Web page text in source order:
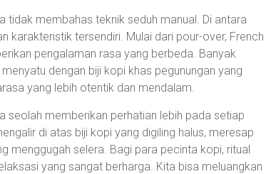
tidak membahas teknik seduh manual. Di antara
karakteristik tersendiri. Mulai dari pour-over, French
pengalaman rasa yang berbeda. Banyak
dengan biji kopi khas pegunungan yang
yang lebih otentik dan mendalam.
seolah memberikan perhatian lebih pada setiap
di atas biji kopi yang digiling halus, meresap
menggugah selera. Bagi para pecinta kopi, ritual
yang sangat berharga. Kita bisa meluangkan